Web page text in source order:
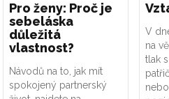
Pro ženy: Proč je
sebeláska
důležitá
vlastnost?
Návodů na to, jak mít
spokojený partnerský
V
na
tlak